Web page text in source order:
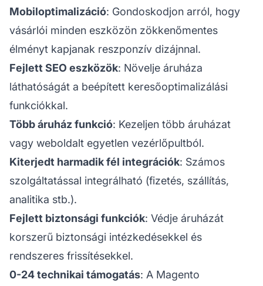
Mobiloptimalizáció: Gondoskodjon arról, hogy
vásárlói minden eszközön zökkenőmentes
élményt kapjanak reszponzív dizájnnal.
Fejlett SEO eszközök: Növelje áruháza
láthatóságát a beépített keresőoptimalizálási
funkciókkal.
Több áruház funkció: Kezeljen több áruházat
vagy weboldalt egyetlen vezérlőpultból.
Kiterjedt harmadik fél integrációk: Számos
szolgáltatással integrálható (fizetés, szállítás,
analitika stb.).
Fejlett biztonsági funkciók: Védje áruházát
korszerű biztonsági intézkedésekkel és
rendszeres frissítésekkel.
0-24 technikai támogatás: A Magento